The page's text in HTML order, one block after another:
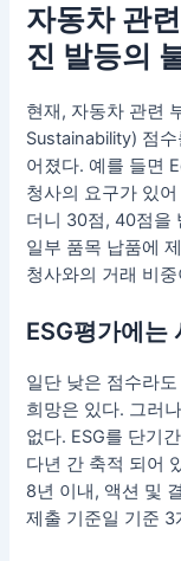
자동차 관
진 발등의
현재, 자동차 관련
Sustainability) 점
어졌다. 예를 들면
청사의 요구가 있
더니 30점, 40점을
일부 품목 납품에
청사와의 거래 비
ESG평가에는
일단 낮은 점수라
희망은 있다. 그러
없다. ESG를 단기
다년 간 축적 되어
8년 이내, 액션 및
제출 기준일 기준